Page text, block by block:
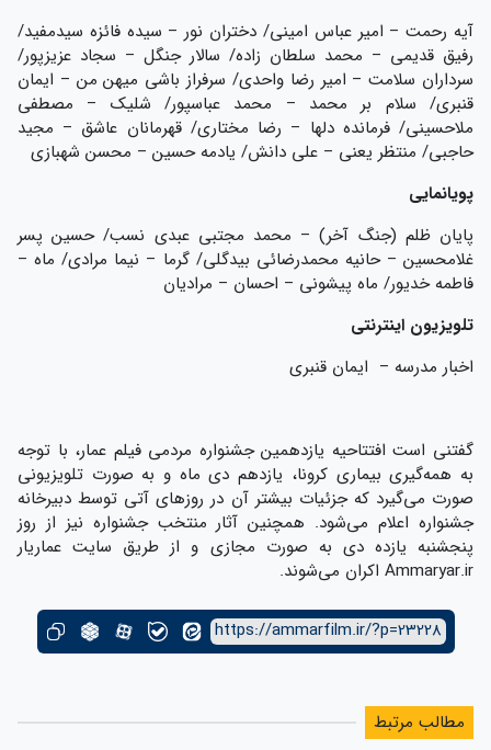
آیه رحمت – امیر عباس امینی/ دختران نور – سیده فائزه سیدمفید/
رفیق قدیمی – محمد سلطان زاده/ سالار جنگل – سجاد عزیزپور/
سرداران سلامت – امیر رضا واحدی/ سرفراز باشی میهن من – ایمان
قنبری/ سلام بر محمد – محمد عباسپور/ شلیک – مصطفی
ملاحسینی/ فرمانده دلها – رضا مختاری/ قهرمانان عاشق – مجید
حاجبی/ منتظر یعنی – علی دانش/ یادمه حسین – محسن شهبازی
پویانمایی
پایان ظلم (جنگ آخر) – محمد مجتبی عبدی نسب/ حسین پسر
غلامحسین – حانیه محمدرضائی بیدگلی/ گرما – نیما مرادی/ ماه –
فاطمه خدیور/ ماه پیشونی – احسان – مرادیان
تلویزیون اینترنتی
اخبار مدرسه – ایمان قنبری
گفتنی است افتتاحیه یازدهمین جشنواره مردمی فیلم عمار، با توجه
به همه‌گیری بیماری کرونا، یازدهم دی ماه و به صورت تلویزیونی
صورت می‌گیرد که جزئیات بیشتر آن در روزهای آتی توسط دبیرخانه
جشنواره اعلام می‌شود. همچنین آثار منتخب جشنواره نیز از روز
پنجشنبه یازده دی به صورت مجازی و از طریق سایت عماریار
Ammaryar.ir اکران می‌شوند.
https://ammarfilm.ir/?p=23228
مطالب مرتبط